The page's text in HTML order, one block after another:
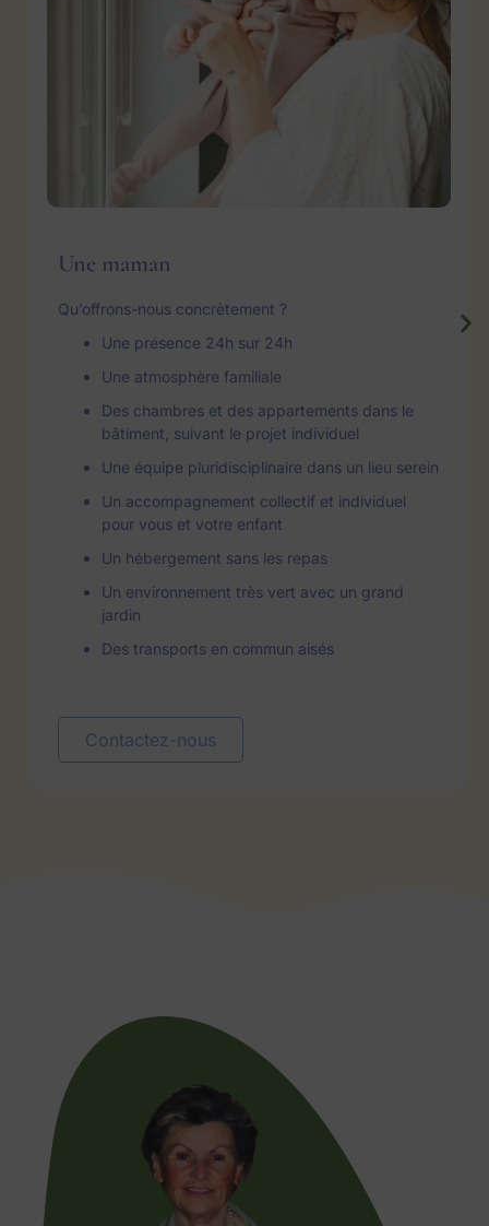
Une maman
Qu’offrons-nous concrètement ?
Une présence 24h sur 24h
Une atmosphère familiale
Des chambres et des appartements dans le
bâtiment, suivant le projet individuel
Une équipe pluridisciplinaire dans un lieu serein
Un accompagnement collectif et individuel
pour vous et votre enfant
Un hébergement sans les repas
Un environnement très vert avec un grand
jardin
Des transports en commun aisés
Contactez-nous